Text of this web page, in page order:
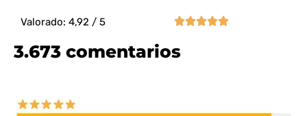
Valorado: 4,92 / 5 
3.673 comentarios